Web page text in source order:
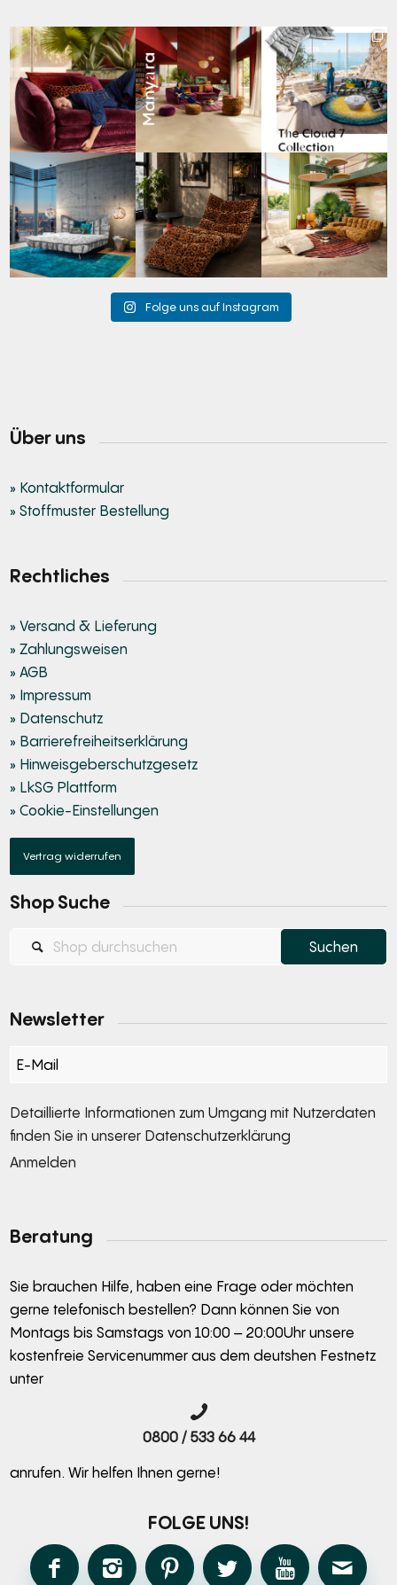
Den Kopf anlehnen. Die
Gedanken auf Reisen...
49 0
Manyara. Inspiriert von
der Weite Afrikas....
53 2
Für jeden Lieblingsplatz
die passende Cloud.
☁️...
60 1
Cloud 7 – nicht nur zum
Sitzen, sondern auch
zum...
145 3
A bold statement. A
quiet retreat.
Mit unserem...
198 4
Take a walk on the wild
side. 🐆
Anlässlich...
104 1
Folge uns auf Instagram
Über uns
» Kontaktformular
» Stoffmuster Bestellung
Rechtliches
» Versand & Lieferung
» Zahlungsweisen
» AGB
» Impressum
» Datenschutz
» Barrierefreiheitserklärung
» Hinweisgeberschutzgesetz
» LkSG Plattform
» Cookie-Einstellungen
Vertrag widerrufen
Shop Suche
Newsletter
Section
Detaillierte Informationen zum Umgang mit Nutzerdaten
finden Sie in unserer Datenschutzerklärung
Anmelden
Beratung
Sie brauchen Hilfe, haben eine Frage oder möchten
gerne telefonisch bestellen? Dann können Sie von
Montags bis Samstags von 10:00 – 20:00Uhr unsere
kostenfreie Servicenummer aus dem deutshen Festnetz
unter
0800 / 533 66 44
anrufen. Wir helfen Ihnen gerne!
FOLGE UNS!